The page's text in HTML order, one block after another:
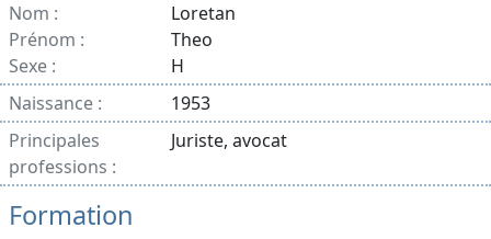
Nom :
Loretan
Prénom :
Theo
Sexe :
H
Naissance :
1953
Principales
professions :
Juriste, avocat
Formation